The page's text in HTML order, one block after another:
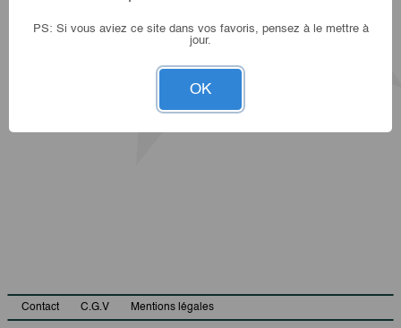
Contact C.G.V Mentions légales
PS: Si vous aviez ce site dans vos favoris, pensez à le mettre à
jour.
OK